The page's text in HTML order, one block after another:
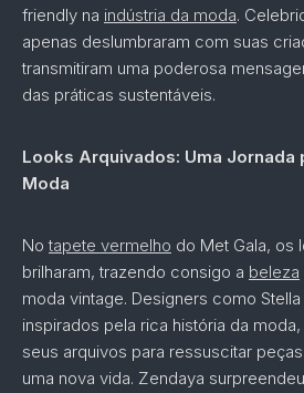
friendly na indústria da moda.
apenas deslumbraram com suas
transmitiram uma poderosa
das práticas sustentáveis.
Looks Arquivados: Uma Jornada
Moda
Notapete vermelho do Met Gala, os
brilharam, trazendo consigo a beleza
moda vintage. Designers como
inspirados pela rica história da
seus arquivos para ressuscitar
uma nova vida. Zendaya